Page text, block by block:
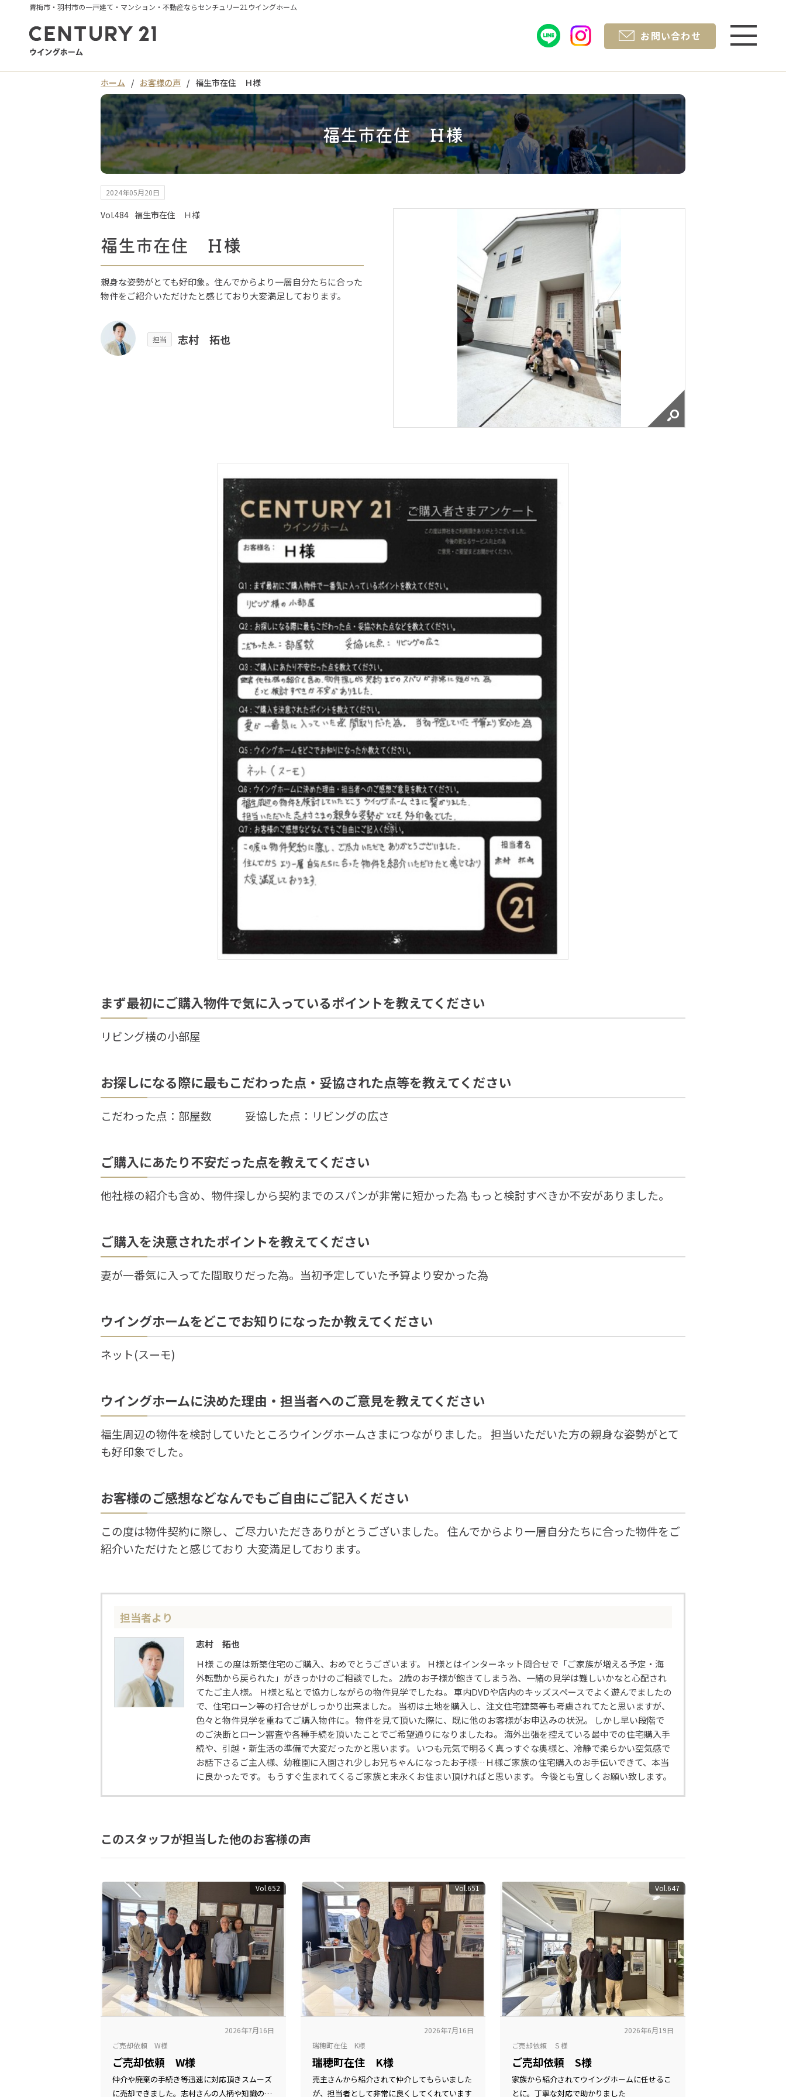
青梅市・羽村市の一戸建て・マンション・不動産ならセンチュリー21ウイングホーム
お問い合わせ
ホーム お客様の声 福生市在住 Ｈ様
福生市在住 Ｈ様
2024年05月20日
Vol.484 福生市在住 Ｈ様
福生市在住 Ｈ様
親身な姿勢がとても好印象。住んでからより一層自分たちに合った
物件をご紹介いただけたと感じており大変満足しております。
担当 志村 拓也
まず最初にご購入物件で気に入っているポイントを教えてください
リビング横の小部屋
お探しになる際に最もこだわった点・妥協された点等を教えてください
こだわった点：部屋数 妥協した点：リビングの広さ
ご購入にあたり不安だった点を教えてください
他社様の紹介も含め、物件探しから契約までのスパンが非常に短かった為 もっと検討すべきか不安がありました。
ご購入を決意されたポイントを教えてください
妻が一番気に入ってた間取りだった為。当初予定していた予算より安かった為
ウイングホームをどこでお知りになったか教えてください
ネット(スーモ)
ウイングホームに決めた理由・担当者へのご意見を教えてください
福生周辺の物件を検討していたところウイングホームさまにつながりました。 担当いただいた方の親身な姿勢がとて
も好印象でした。
お客様のご感想などなんでもご自由にご記入ください
この度は物件契約に際し、ご尽力いただきありがとうございました。 住んでからより一層自分たちに合った物件をご
紹介いただけたと感じており 大変満足しております。
担当者より
志村 拓也
Ｈ様 この度は新築住宅のご購入、おめでとうございます。 Ｈ様とはインターネット問合せで「ご家族が増える予定・海
外転勤から戻られた」がきっかけのご相談でした。 2歳のお子様が飽きてしまう為、一緒の見学は難しいかなと心配され
てたご主人様。 Ｈ様と私とで協力しながらの物件見学でしたね。 車内DVDや店内のキッズスペースでよく遊んでましたの
で、住宅ローン等の打合せがしっかり出来ました。 当初は土地を購入し、注文住宅建築等も考慮されてたと思いますが、
色々と物件見学を重ねてご購入物件に。 物件を見て頂いた際に、既に他のお客様がお申込みの状況。 しかし早い段階で
のご決断とローン審査や各種手続を頂いたことでご希望通りになりましたね。 海外出張を控えている最中での住宅購入手
続や、引越・新生活の準備で大変だったかと思います。 いつも元気で明るく真っすぐな奥様と、冷静で柔らかい空気感で
お話下さるご主人様、幼稚園に入園され少しお兄ちゃんになったお子様…Ｈ様ご家族の住宅購入のお手伝いできて、本当
に良かったです。 もうすぐ生まれてくるご家族と末永くお住まい頂ければと思います。 今後とも宜しくお願い致します。
このスタッフが担当した他のお客様の声
Vol.652
2026年7月16日
ご売却依頼 W様
ご売却依頼 W様
仲介や廃棄の手続き等迅速に対応頂きスムーズ
に売却できました。志村さんの人柄や知識の多
Vol.651
2026年7月16日
瑞穂町在住 K様
瑞穂町在住 K様
売主さんから紹介されて仲介してもらいました
が、担当者として非常に良くしてくれています
Vol.647
2026年6月19日
ご売却依頼 Ｓ様
ご売却依頼 S様
家族から紹介されてウイングホームに任せるこ
とに。丁寧な対応で助かりました